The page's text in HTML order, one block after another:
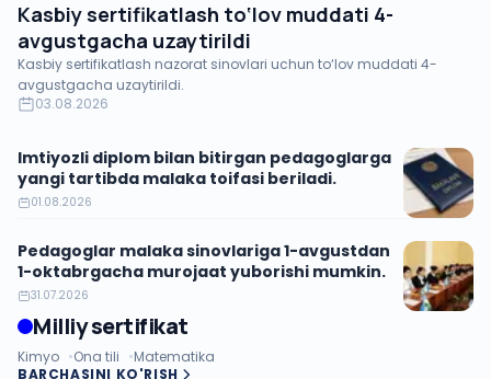
Kasbiy sertifikatlash to‘lov muddati 4-
avgustgacha uzaytirildi
Kasbiy sertifikatlash nazorat sinovlari uchun to‘lov muddati 4-
avgustgacha uzaytirildi.
03.08.2026
Imtiyozli diplom bilan bitirgan pedagoglarga
yangi tartibda malaka toifasi beriladi.
01.08.2026
Pedagoglar malaka sinovlariga 1-avgustdan
1-oktabrgacha murojaat yuborishi mumkin.
31.07.2026
Milliy sertifikat
Kimyo Ona tili
Matematika
BARCHASINI KO'RISH